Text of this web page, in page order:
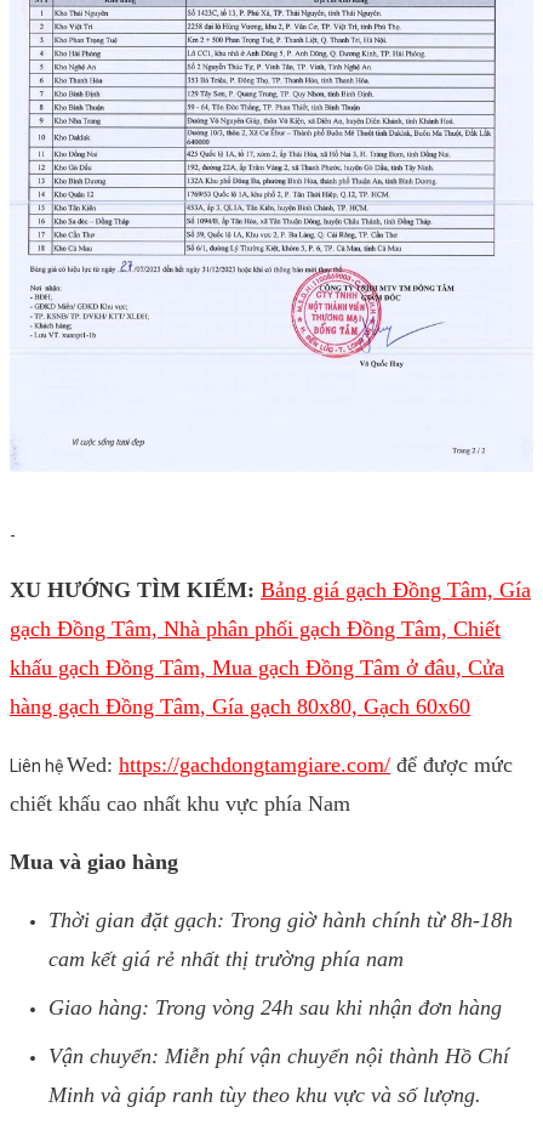
-
XU HƯỚNG TÌM KIẾM: Bảng giá gạch Đồng Tâm, Gía
gạch Đồng Tâm, Nhà phân phối gạch Đồng Tâm, Chiết
khấu gạch Đồng Tâm, Mua gạch Đồng Tâm ở đâu, Cửa
hàng gạch Đồng Tâm, Gía gạch 80x80, Gạch 60x60
Liên hệWed: https://gachdongtamgiare.com/ để được mức
chiết khấu cao nhất khu vực phía Nam
Mua và giao hàng
Thời gian đặt gạch: Trong giờ hành chính từ 8h-18h
cam kết giá rẻ nhất thị trường phía nam
Giao hàng: Trong vòng 24h sau khi nhận đơn hàng
Vận chuyển: Miễn phí vận chuyển nội thành Hồ Chí
Minh và giáp ranh tùy theo khu vực và số lượng.